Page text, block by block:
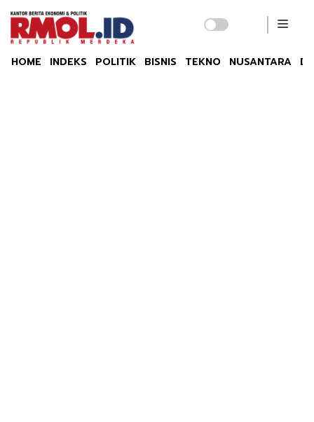
HOME INDEKS POLITIK BISNIS TEKNO NUSANTARA